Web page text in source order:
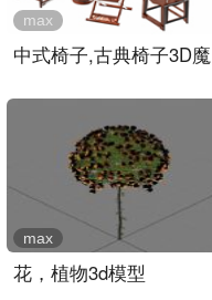
中式椅子,古典椅子3D魔
max
花，植物3d模型
max